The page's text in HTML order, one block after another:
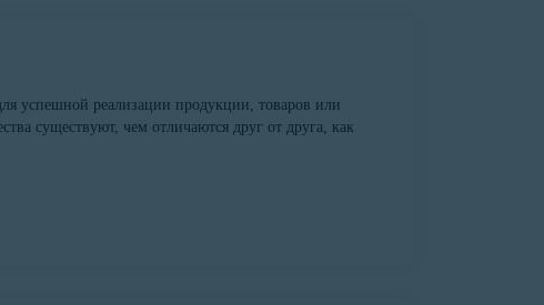
успешной реализации продукции, товаров или
существуют, чем отличаются друг от друга, как